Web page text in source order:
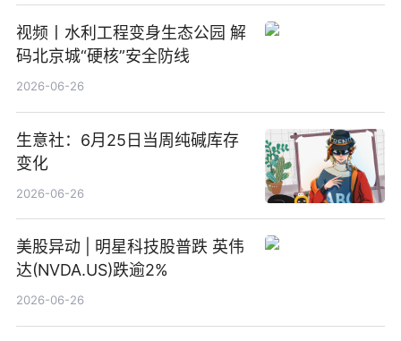
视频丨水利工程变身生态公园 解
码北京城“硬核”安全防线
2026-06-26
生意社：6月25日当周纯碱库存
变化
2026-06-26
美股异动 | 明星科技股普跌 英伟
达(NVDA.US)跌逾2%
2026-06-26